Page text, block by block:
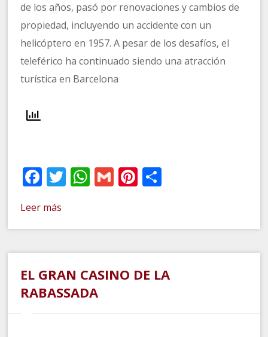
de los años, pasó por renovaciones y cambios de
propiedad, incluyendo un accidente con un
helicóptero en 1957. A pesar de los desafíos, el
teleférico ha continuado siendo una atracción
turística en Barcelona
Facebook
Twitter
WhatsApp
GmailPinterest
Leer más
EL GRAN CASINO DE LA
RABASSADA